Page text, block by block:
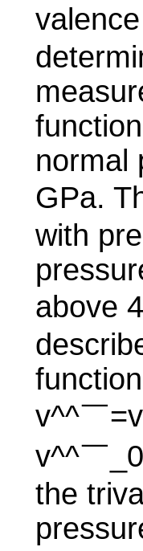
normal
GPa.
with
above
v^^￣
v^^￣
the